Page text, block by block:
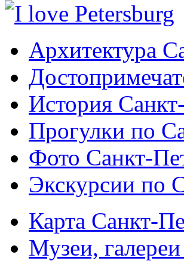
Архитектура
История
Прогулки по
Фото Санкт-
Экскурсии по
Карта Санкт-
Музеи,